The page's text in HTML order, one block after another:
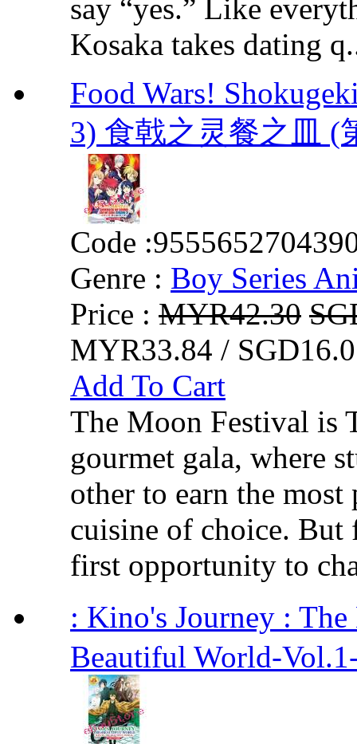
say “yes.” Like
Kosaka takes dating
Food Wars!
3) 食戟之灵餐之皿 (
Code :
Genre : Boy Series
Price : MYR42.30
MYR33.84 /
Add To Cart
The Moon Festival is
gourmet gala, where
other to earn the
cuisine of choice. But
first opportunity to
: Kino's Journey :
Beautiful World-